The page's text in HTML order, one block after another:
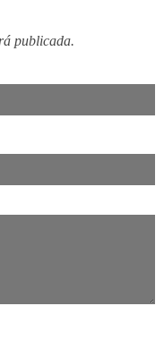
publicada.